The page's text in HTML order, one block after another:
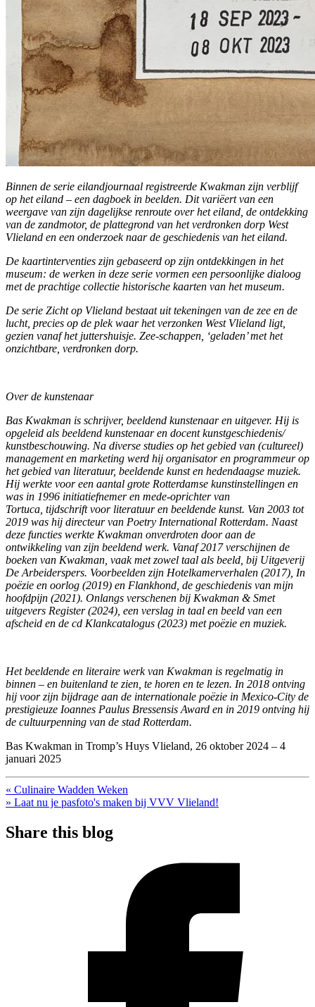
Binnen de serie eilandjournaal registreerde Kwakman zijn verblijf
op het eiland – een dagboek in beelden. Dit variëert van een
weergave van zijn dagelijkse renroute over het eiland, de ontdekking
van de zandmotor, de plattegrond van het verdronken dorp West
Vlieland en een onderzoek naar de geschiedenis van het eiland.
De kaartinterventies zijn gebaseerd op zijn ontdekkingen in het
museum: de werken in deze serie vormen een persoonlijke dialoog
met de prachtige collectie historische kaarten van het museum.
De serie Zicht op Vlieland bestaat uit tekeningen van de zee en de
lucht, precies op de plek waar het verzonken West Vlieland ligt,
gezien vanaf het juttershuisje. Zee-schappen, ‘geladen’ met het
onzichtbare, verdronken dorp.
Over de kunstenaar
Bas Kwakman is schrijver, beeldend kunstenaar en uitgever. Hij is
opgeleid als beeldend kunstenaar en docent kunstgeschiedenis/
kunstbeschouwing. Na diverse studies op het gebied van (cultureel)
management en marketing werd hij organisator en programmeur op
het gebied van literatuur, beeldende kunst en hedendaagse muziek.
Hij werkte voor een aantal grote Rotterdamse kunstinstellingen en
was in 1996 initiatiefnemer en mede-oprichter van
Tortuca, tijdschrift voor literatuur en beeldende kunst. Van 2003 tot
2019 was hij directeur van Poetry International Rotterdam. Naast
deze functies werkte Kwakman onverdroten door aan de
ontwikkeling van zijn beeldend werk. Vanaf 2017 verschijnen de
boeken van Kwakman, vaak met zowel taal als beeld, bij Uitgeverij
De Arbeiderspers. Voorbeelden zijn Hotelkamerverhalen (2017), In
poëzie en oorlog (2019) en Flankhond, de geschiedenis van mijn
hoofdpijn (2021). Onlangs verschenen bij Kwakman & Smet
uitgevers Register (2024), een verslag in taal en beeld van een
afscheid en de cd Klankcatalogus (2023) met poëzie en muziek.
Het beeldende en literaire werk van Kwakman is regelmatig in
binnen – en buitenland te zien, te horen en te lezen. In 2018 ontving
hij voor zijn bijdrage aan de internationale poëzie in Mexico-City de
prestigieuze Ioannes Paulus Bressensis Award en in 2019 ontving hij
de cultuurpenning van de stad Rotterdam.
Bas Kwakman in Tromp’s Huys Vlieland, 26 oktober 2024 – 4
januari 2025
« Culinaire Wadden Weken
» Laat nu je pasfoto's maken bij VVV Vlieland!
Share this blog